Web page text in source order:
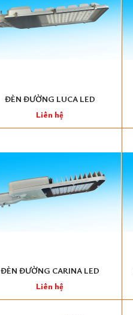
ĐÈN ĐƯỜNG LUCA LED
Liên hệ
ĐÈN ĐƯỜNG CARINA LED
Liên hệ